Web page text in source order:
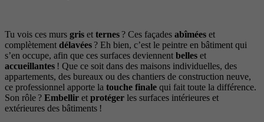
Tu vois ces murs gris et ternes ? Ces façades abîmées et
complètement délavées ? Eh bien, c’est le peintre en bâtiment qui
s’en occupe, afin que ces surfaces deviennent belles et
accueillantes ! Que ce soit dans des maisons individuelles, des
appartements, des bureaux ou des chantiers de construction neuve,
ce professionnel apporte la touche finale qui fait toute la différence.
Son rôle ? Embellir et protéger les surfaces intérieures et
extérieures des bâtiments !